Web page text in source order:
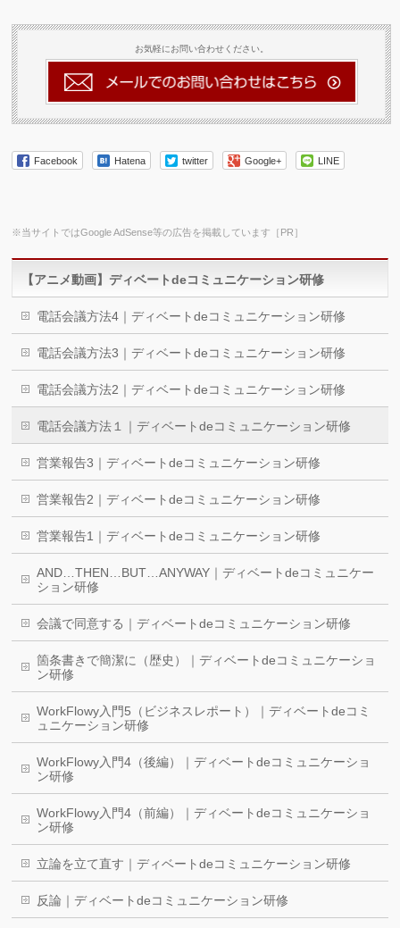
お気軽にお問い合わせください。
Facebook Hatena twitter Google+ LINE
※当サイトではGoogle AdSense等の広告を掲載しています［PR］
【アニメ動画】ディベートdeコミュニケーション研修
電話会議方法4｜ディベートdeコミュニケーション研修
電話会議方法3｜ディベートdeコミュニケーション研修
電話会議方法2｜ディベートdeコミュニケーション研修
電話会議方法１｜ディベートdeコミュニケーション研修
営業報告3｜ディベートdeコミュニケーション研修
営業報告2｜ディベートdeコミュニケーション研修
営業報告1｜ディベートdeコミュニケーション研修
AND…THEN…BUT…ANYWAY｜ディベートdeコミュニケー
ション研修
会議で同意する｜ディベートdeコミュニケーション研修
箇条書きで簡潔に（歴史）｜ディベートdeコミュニケーショ
ン研修
WorkFlowy入門5（ビジネスレポート）｜ディベートdeコミ
ュニケーション研修
WorkFlowy入門4（後編）｜ディベートdeコミュニケーショ
ン研修
WorkFlowy入門4（前編）｜ディベートdeコミュニケーショ
ン研修
立論を立て直す｜ディベートdeコミュニケーション研修
反論｜ディベートdeコミュニケーション研修